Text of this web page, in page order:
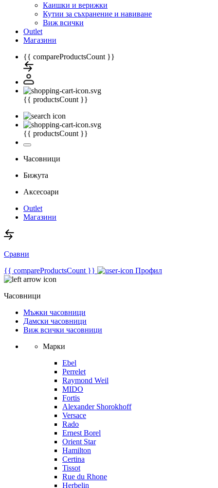
Каишки и верижки
Кутии за съхранение и навиване
Виж всички
Outlet
Магазини
{{ compareProductsCount }}
{{ productsCount }}
{{ productsCount }}
Часовници
Бижута
Аксесоари
Outlet
Магазини
Сравни
{{ compareProductsCount }}
Профил
Часовници
Мъжки часовници
Дамски часовници
Виж всички часовници
Марки
Ebel
Perrelet
Raymond Weil
MIDO
Fortis
Alexander Shorokhoff
Versace
Rado
Ernest Borel
Orient Star
Hamilton
Certina
Tissot
Rue du Rhone
Herbelin